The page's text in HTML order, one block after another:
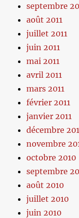
septembre
août 2011
juillet 2011
juin 2011
mai 2011
avril 2011
mars 2011
février 2011
janvier 2011
décembre
novembre
octobre 2010
septembre
août 2010
juillet 2010
juin 2010